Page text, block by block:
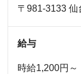
〒981-3133
給与
時給1,200円～